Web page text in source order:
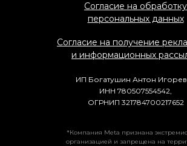
Согласие на обработку
персональных данных
ИП Богатушин Антон
ИНН 780507554542,
ОГРНИП 321784700217652
Согласие на получение
и информационных
*Компания Meta признана
организацией и запрещена на